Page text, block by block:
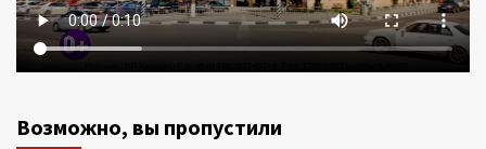
Возможно, вы пропустили